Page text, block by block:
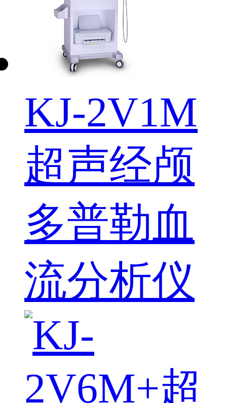
KJ-2V1M
超声经颅
多普勒血
流分析仪